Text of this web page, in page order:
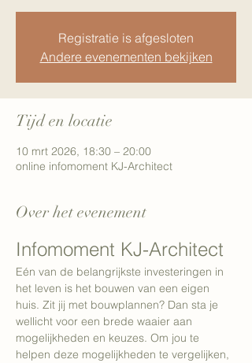
Registratie is afgesloten
Andere evenementen bekijken
Tijd en locatie
10 mrt 2026, 18:30 – 20:00
online infomoment KJ-Architect
Over het evenement
Infomoment KJ-Architect
Eén van de belangrijkste investeringen in
het leven is het bouwen van een eigen
huis. Zit jij met bouwplannen? Dan sta je
wellicht voor een brede waaier aan
mogelijkheden en keuzes. Om jou te
helpen deze mogelijkheden te vergelijken,